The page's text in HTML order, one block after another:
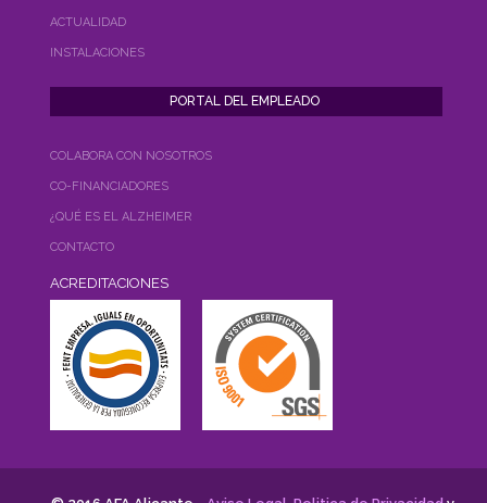
ACTUALIDAD
INSTALACIONES
COLABORA CON NOSOTROS
CO-FINANCIADORES
¿QUÉ ES EL ALZHEIMER
CONTACTO
ACREDITACIONES